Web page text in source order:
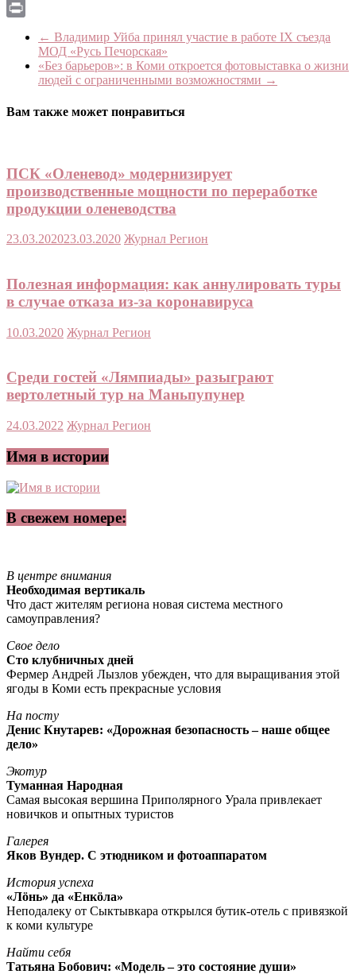
Email
← Владимир Уйба принял участие в работе IX съезда
МОД «Русь Печорская»
«Без барьеров»: в Коми откроется фотовыставка о жизни
людей с ограниченными возможностями →
Вам также может понравиться
ПСК «Оленевод» модернизирует
производственные мощности по переработке
продукции оленеводства
23.03.202023.03.2020 Журнал Регион
Полезная информация: как аннулировать туры
в случае отказа из-за коронавируса
10.03.2020 Журнал Регион
Среди гостей «Лямпиады» разыграют
вертолетный тур на Маньпупунер
24.03.2022 Журнал Регион
Имя в истории
В свежем номере:
В центре внимания
Необходимая вертикаль
Что даст жителям региона новая система местного
самоуправления?
Свое дело
Сто клубничных дней
Фермер Андрей Лызлов убежден, что для выращивания этой
ягоды в Коми есть прекрасные условия
На посту
Денис Кнутарев: «Дорожная безопасность – наше общее
дело»
Экотур
Туманная Народная
Самая высокая вершина Приполярного Урала привлекает
новичков и опытных туристов
Галерея
Яков Вундер. С этюдником и фотоаппаратом
История успеха
«Лöнь» да «Енкöла»
Неподалеку от Сыктывкара открылся бутик-отель с привязкой
к коми культуре
Найти себя
Татьяна Бобович: «Модель – это состояние души»